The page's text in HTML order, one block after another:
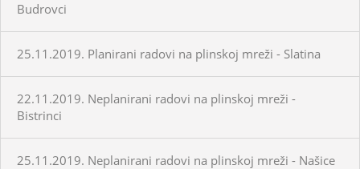
Budrovci
25.11.2019. Planirani radovi na plinskoj mreži - Slatina
22.11.2019. Neplanirani radovi na plinskoj mreži -
Bistrinci
25.11.2019. Neplanirani radovi na plinskoj mreži - Našice